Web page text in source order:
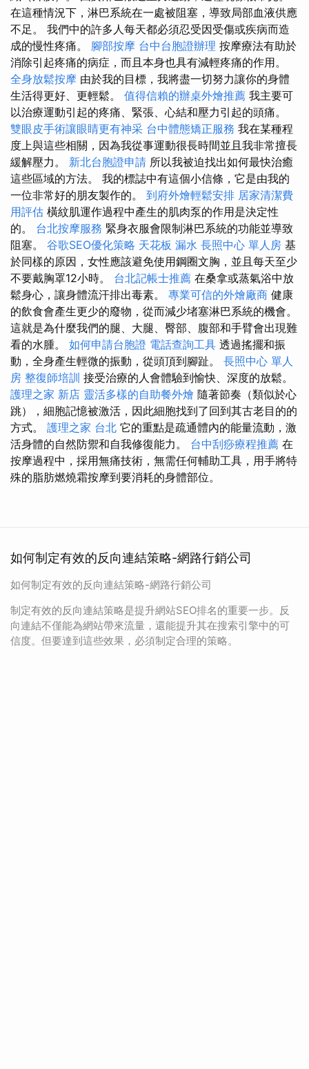
在這種情況下，淋巴系統在一處被阻塞，導致局部血液供應
不足。 我們中的許多人每天都必須忍受因受傷或疾病而造
成的慢性疼痛。 腳部按摩 台中台胞證辦理 按摩療法有助於
消除引起疼痛的病症，而且本身也具有減輕疼痛的作用。
全身放鬆按摩 由於我的目標，我將盡一切努力讓你的身體
生活得更好、更輕鬆。 值得信賴的辦桌外燴推薦 我主要可
以治療運動引起的疼痛、緊張、心結和壓力引起的頭痛。
雙眼皮手術讓眼睛更有神采 台中體態矯正服務 我在某種程
度上與這些相關，因為我從事運動很長時間並且我非常擅長
緩解壓力。 新北台胞證申請 所以我被迫找出如何最快治癒
這些區域的方法。 我的標誌中有這個小信條，它是由我的
一位非常好的朋友製作的。 到府外燴輕鬆安排 居家清潔費
用評估 橫紋肌運作過程中產生的肌肉泵的作用是決定性
的。 台北按摩服務 緊身衣服會限制淋巴系統的功能並導致
阻塞。 谷歌SEO優化策略 天花板 漏水 長照中心 單人房 基
於同樣的原因，女性應該避免使用鋼圈文胸，並且每天至少
不要戴胸罩12小時。 台北記帳士推薦 在桑拿或蒸氣浴中放
鬆身心，讓身體流汗排出毒素。 專業可信的外燴廠商 健康
的飲食會產生更少的廢物，從而減少堵塞淋巴系統的機會。
這就是為什麼我們的腿、大腿、臀部、腹部和手臂會出現難
看的水腫。 如何申請台胞證 電話查詢工具 透過搖擺和振
動，全身產生輕微的振動，從頭頂到腳趾。 長照中心 單人
房 整復師培訓 接受治療的人會體驗到愉快、深度的放鬆。
護理之家 新店 靈活多樣的自助餐外燴 隨著節奏（類似於心
跳），細胞記憶被激活，因此細胞找到了回到其古老目的的
方式。 護理之家 台北 它的重點是疏通體內的能量流動，激
活身體的自然防禦和自我修復能力。 台中刮痧療程推薦 在
按摩過程中，採用無痛技術，無需任何輔助工具，用手將特
殊的脂肪燃燒霜按摩到要消耗的身體部位。
如何制定有效的反向連結策略-網路行銷公司
如何制定有效的反向連結策略-網路行銷公司
制定有效的反向連結策略是提升網站SEO排名的重要一步。反
向連結不僅能為網站帶來流量，還能提升其在搜索引擎中的可
信度。但要達到這些效果，必須制定合理的策略。